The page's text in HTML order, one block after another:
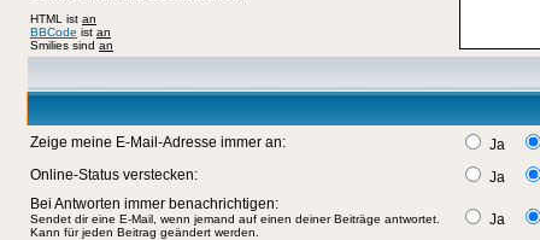
HTML ist an
BBCode ist an
Smilies sind an
Zeige meine E-Mail-Adresse immer an:
Ja
Online-Status verstecken:
Ja
Bei Antworten immer benachrichtigen:
Sendet dir eine E-Mail, wenn jemand auf einen deiner Beiträge antwortet.
Kann für jeden Beitrag geändert werden.
Ja